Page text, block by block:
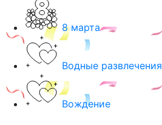
8 марта
Водные развлечения
Вождение